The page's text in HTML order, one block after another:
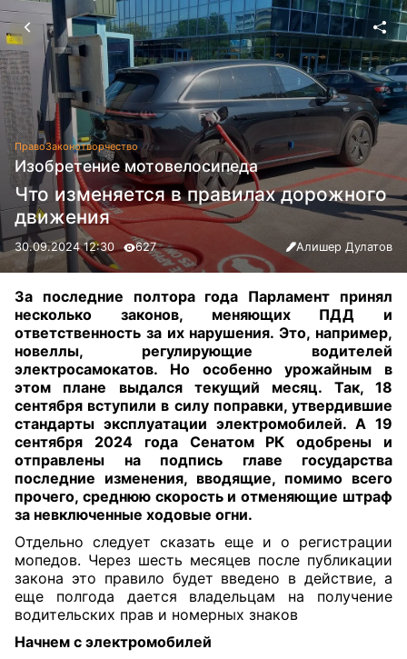
ПравоЗаконотворчество
Изобретение мотовелосипеда
Что изменяется в правилах дорожного
движения
30.09.2024 12:30 627 Алишер Дулатов
За последние полтора года Парламент принял
несколько законов, меняющих ПДД и
ответственность за их нарушения. Это, например,
новеллы, регулирующие водителей
электросамокатов. Но особенно урожайным в
этом плане выдался текущий месяц. Так, 18
сентября вступили в силу поправки, утвердившие
стандарты эксплуатации электромобилей. А 19
сентября 2024 года Сенатом РК одобрены и
отправлены на подпись главе государства
последние изменения, вводящие, помимо всего
прочего, среднюю скорость и отменяющие штраф
за невключенные ходовые огни.
Отдельно следует сказать еще и о регистрации
мопедов. Через шесть месяцев после публикации
закона это правило будет введено в действие, а
еще полгода дается владельцам на получение
водительских прав и номерных знаков
Начнем с электромобилей